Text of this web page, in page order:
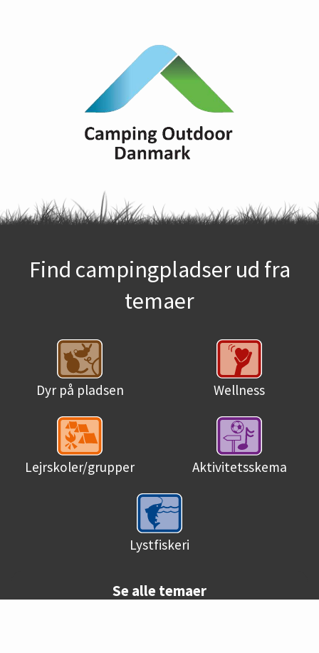
Find campingpladser ud fra
temaer
Dyr på pladsen Wellness
Lejrskoler/grupper Aktivitetsskema
Lystfiskeri
Se alle temaer